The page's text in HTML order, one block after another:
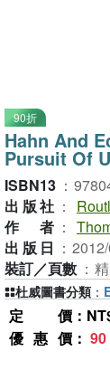
90折
Hahn And
Pursuit Of
ISBN13 ：
出版社 ：
作者 ：
出版日 ：
裝訂／頁數 ：
定價 ：
優惠價 ： 90
杜威圖書分類 ：